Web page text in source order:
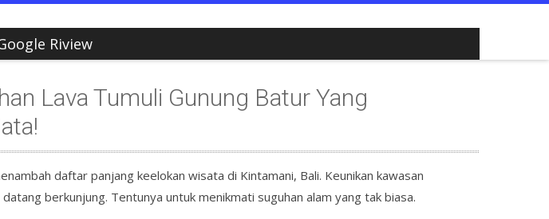
Riview
Lava Tumuli Gunung Batur Yang
daftar panjang keelokan wisata di Kintamani, Bali. Keunikan kawasan
berkunjung. Tentunya untuk menikmati suguhan alam yang tak biasa.